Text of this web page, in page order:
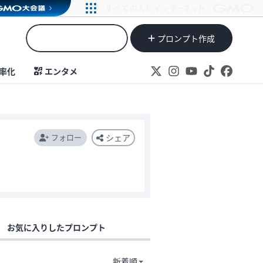
プロンプト作成
化 エンタメ
フォロー シェア
お気に入りしたプロンプト